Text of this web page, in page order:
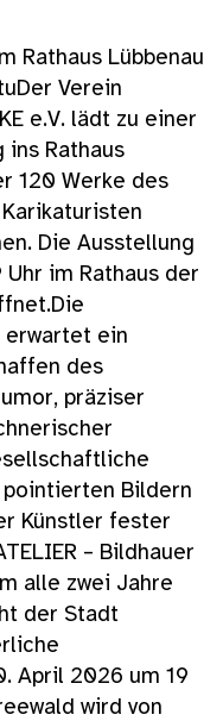
Rathaus Lübbenau
Verein
e.V. lädt zu einer
ins Rathaus
120 Werke des
Die Ausstellung
im Rathaus der
erwartet ein
des
präziser
Bildern
Künstler fester
– Bildhauer
alle zwei Jahre
der Stadt
April 2026 um 19
wird von